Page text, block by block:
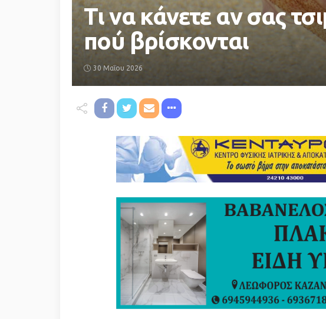
Τι να κάνετε αν σας
πού βρίσκονται
30 Μαΐου 2026